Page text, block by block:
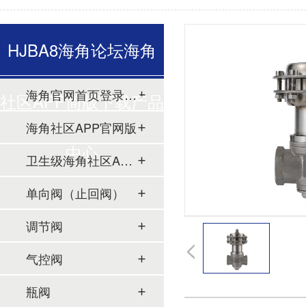
HJBA8海角论坛海角
社区APP简版下载产品
中心
海角官网首页登录入口
海角社区APP官网版
卫生级海角社区APP简版下载
单向阀（止回阀）
调节阀
气控阀
瓶阀